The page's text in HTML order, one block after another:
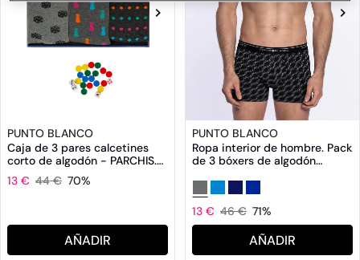
PUNTO BLANCO
Caja de 3 pares calcetines
corto de algodón - PARCHIS.
Hecho en España
13 € 44 € 70%
AÑADIR
PUNTO BLANCO
Ropa interior de hombre. Pack
de 3 bóxers de algodón
13 € 46 € 71%
AÑADIR